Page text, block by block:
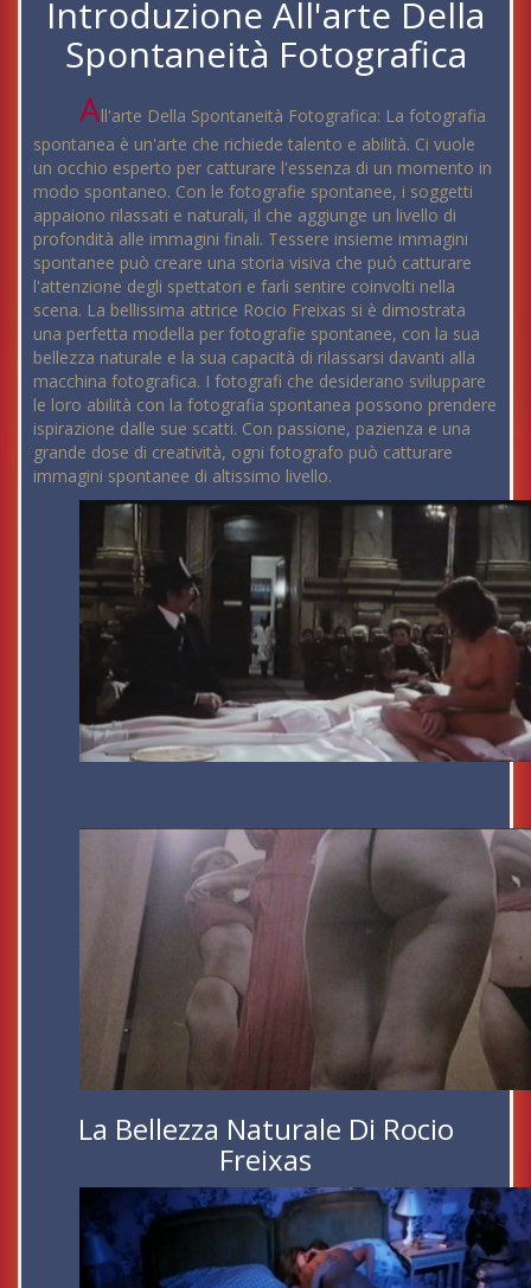
Introduzione All'arte Della
Spontaneità Fotografica
All'arte Della Spontaneità Fotografica: La fotografia
spontanea è un'arte che richiede talento e abilità. Ci vuole
un occhio esperto per catturare l'essenza di un momento in
modo spontaneo. Con le fotografie spontanee, i soggetti
appaiono rilassati e naturali, il che aggiunge un livello di
profondità alle immagini finali. Tessere insieme immagini
spontanee può creare una storia visiva che può catturare
l'attenzione degli spettatori e farli sentire coinvolti nella
scena. La bellissima attrice Rocio Freixas si è dimostrata
una perfetta modella per fotografie spontanee, con la sua
bellezza naturale e la sua capacità di rilassarsi davanti alla
macchina fotografica. I fotografi che desiderano sviluppare
le loro abilità con la fotografia spontanea possono prendere
ispirazione dalle sue scatti. Con passione, pazienza e una
grande dose di creatività, ogni fotografo può catturare
immagini spontanee di altissimo livello.
La Bellezza Naturale Di Rocio
Freixas